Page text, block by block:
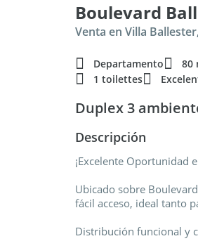
Boulevard
Venta en Villa
Departamento 80
1 toilettes
Duplex 3
Descripción
¡Excelente Oportunidad
Ubicado sobre
fácil acceso, ideal tanto
Distribución funcional y